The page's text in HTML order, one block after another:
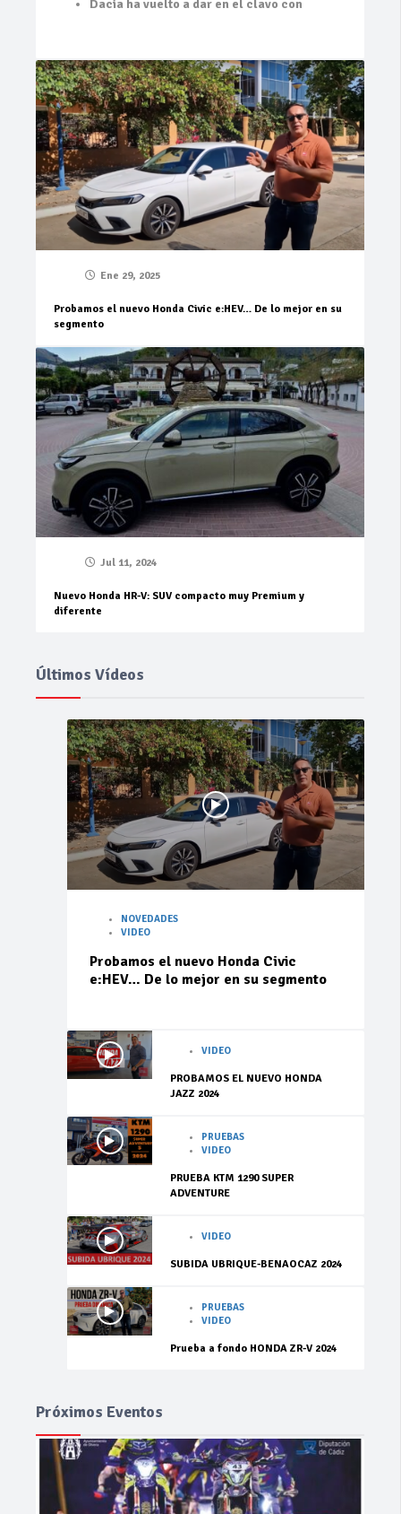
Dacia ha vuelto a dar en el clavo con
Ene 29, 2025
Probamos el nuevo Honda Civic e:HEV… De lo mejor en su
segmento
Jul 11, 2024
Nuevo Honda HR-V: SUV compacto muy Premium y
diferente
Últimos Vídeos
NOVEDADES
VIDEO
Probamos el nuevo Honda Civic
e:HEV… De lo mejor en su segmento
VIDEO
PROBAMOS EL NUEVO HONDA
JAZZ 2024
PRUEBAS
VIDEO
PRUEBA KTM 1290 SUPER
ADVENTURE
VIDEO
SUBIDA UBRIQUE-BENAOCAZ 2024
PRUEBAS
VIDEO
Prueba a fondo HONDA ZR-V 2024
Próximos Eventos